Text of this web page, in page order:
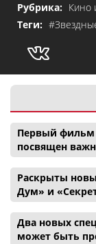
Рубрика: Кино
Теги:
Первый фильм
посвящен
Раскрыты
Дум» и
Два новых
может быть